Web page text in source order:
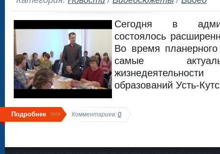
Сегодня в
состоялось
Во время
самые
образований Усть-
Подробнее Комментариев: 0